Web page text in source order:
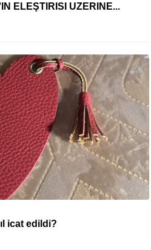
ELEŞTİRİSİ ÜZERİNE...
icat edildi?